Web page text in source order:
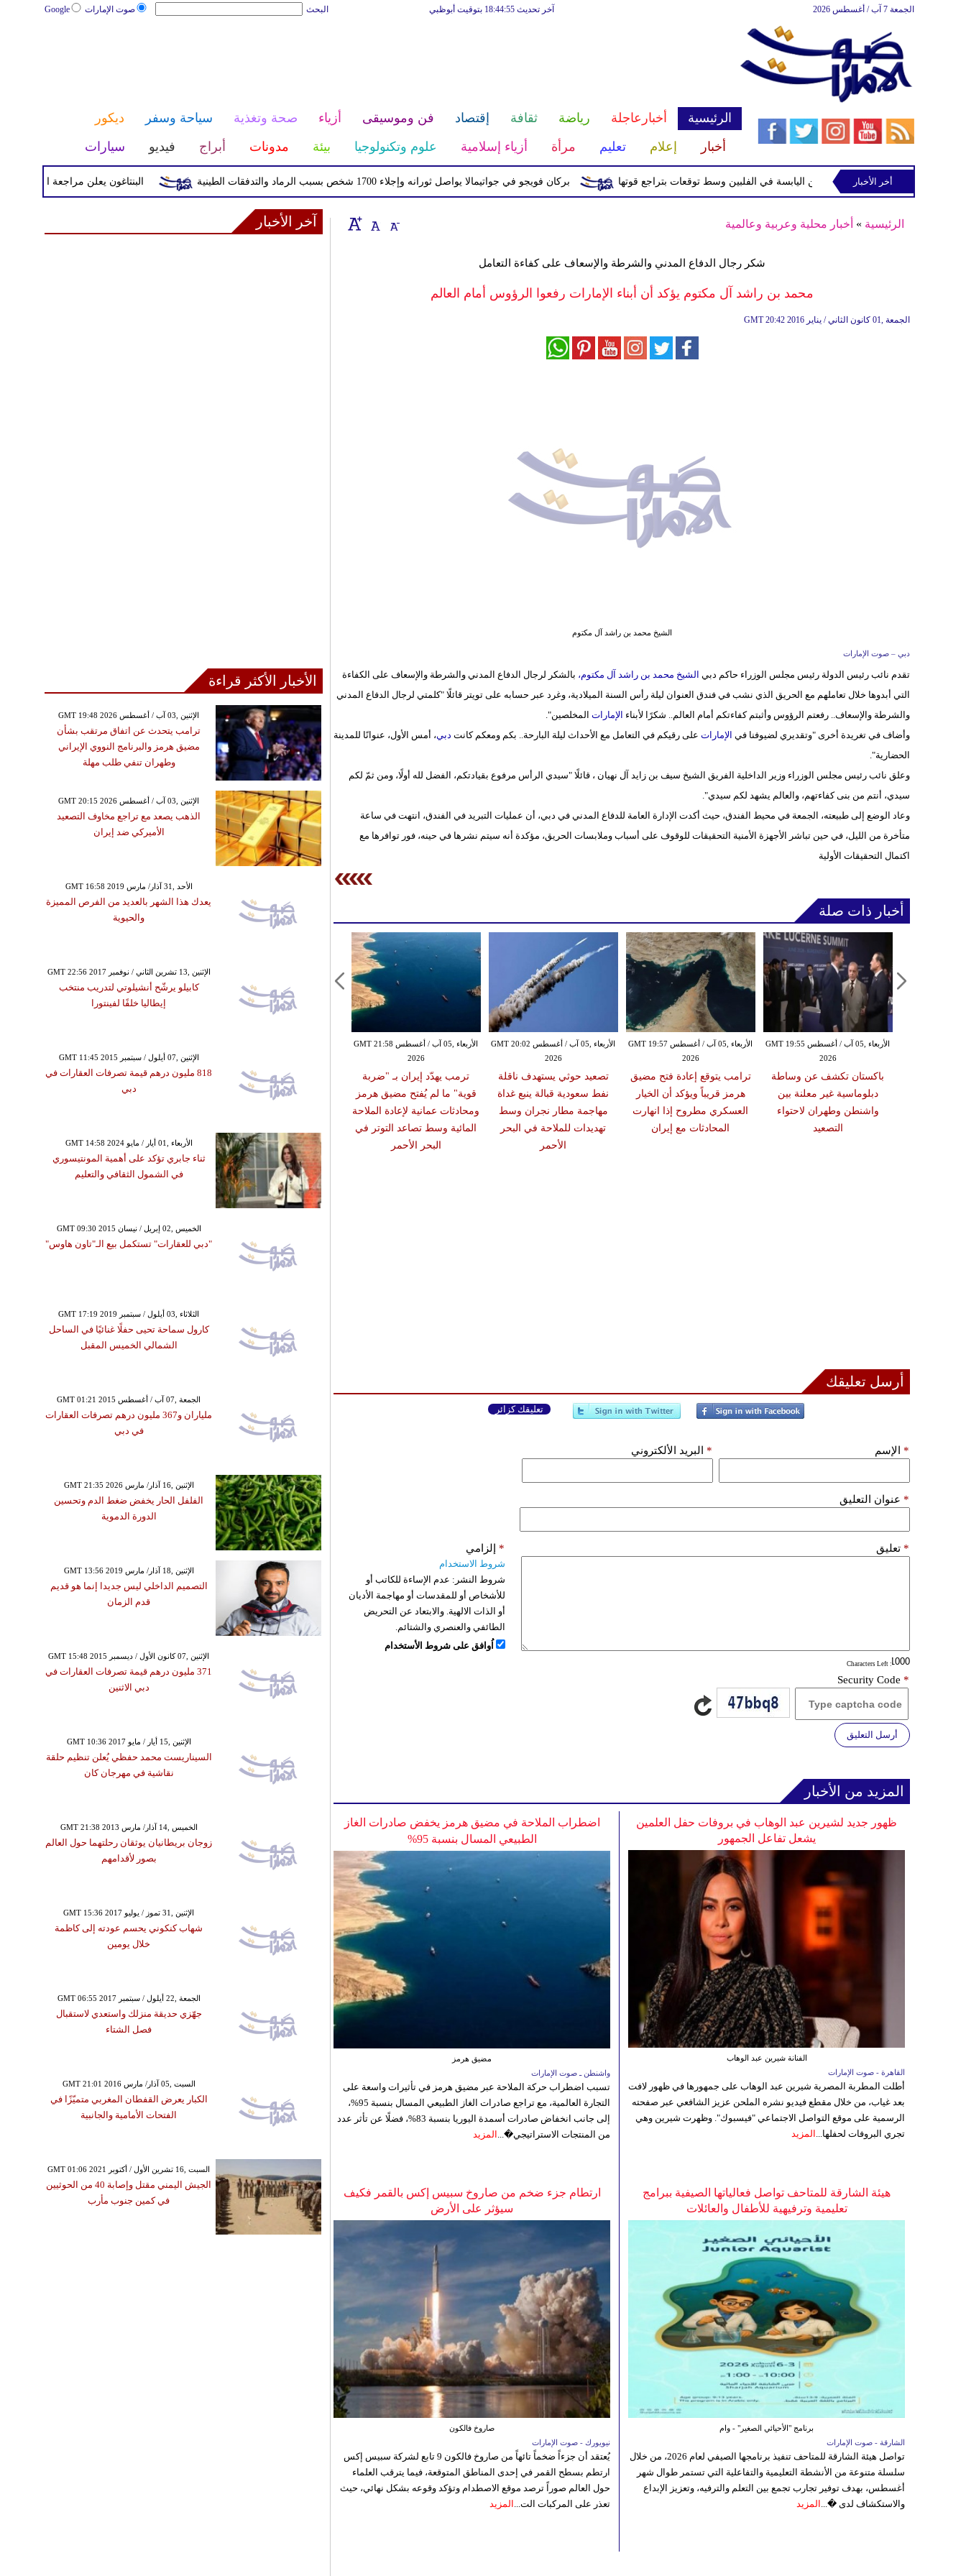
صوت الإمارات Google البحث آخر تحديث 18:44:55 بتوقيت أبوظبي الجمعة 7 آب / أغسطس 2026
الرئيسية أخبارعاجلة رياضة ثقافة إقتصاد فن وموسيقى أزياء صحة وتغذية سياحة وسفر
ديكور
أخبار
إعلام تعليم مرأة أزياء إسلامية علوم وتكنولوجيا بيئة مدونات أبراج فيديو سيارات
البنتاغون يعلن مراجعة التواجد العسكري بركان فويجو في جواتيمالا يواصل ثورانه وإجلاء 1700 شخص بسبب الرماد والتدفقات الطينية الاستوائية "مايماي" تقترب من اليابسة في الفلبين وسط توقعات بتراجع قوتها
أخر الأخبار
الرئيسية » أخبار محلية وعربية وعالمية
شكر رجال الدفاع المدني والشرطة والإسعاف على كفاءة التعامل
محمد بن راشد آل مكتوم يؤكد أن أبناء الإمارات رفعوا الرؤوس أمام العالم
GMT 20:42 2016 الجمعة ,01 كانون الثاني / يناير
الشيخ محمد بن راشد آل مكتوم
دبي – صوت الإمارات
تقدم نائب رئيس الدولة رئيس مجلس الوزراء حاكم دبيالشيخ محمد بن راشد آل مكتوم، بالشكر لرجال الدفاع المدني والشرطة والإسعاف على الكفاءة
التي أبدوها خلال تعاملهم مع الحريق الذي نشب في فندق العنوان ليلة رأس السنة الميلادية، وغرد عبر حسابه على تويتر قائلًا "كلمتي لرجال الدفاع المدني
والشرطة والإسعاف.. رفعتم الرؤوس وأثبتم كفاءتكم أمام العالم.. شكرًا لأبناء الإماراتالمخلصين".
وأضاف في تغريدة أخرى "وتقديري لضيوفنا في الإماراتعلى رقيكم في التعامل مع الأحداث ليلة البارحة.. بكم ومعكم كانت دبي، أمس الأول، عنوانًا للمدينة
الحضارية".
وعلق نائب رئيس مجلس الوزراء وزير الداخلية الفريق الشيخ سيف بن زايد آل نهيان ، قائلًا "سيدي الرأس مرفوع بقيادتكم، الفضل لله أولًا، ومن ثمّ لكم
سيدي، أنتم من بنى كفاءتهم، والعالم يشهد لكم سيدي".
وعاد الوضع إلى طبيعته، الجمعة في محيط الفندق، حيث أكدت الإدارة العامة للدفاع المدني في دبي، أن عمليات التبريد في الفندق، انتهت في ساعة
متأخرة من الليل، في حين تباشر الأجهزة الأمنية التحقيقات للوقوف على أسباب وملابسات الحريق، مؤكدة أنه سيتم نشرها في حينه، فور توافرها مع
اكتمال التحقيقات الأولية
أخبار ذات صلة
الأربعاء ,05 آب / أغسطس GMT 21:58
2026
ترمب يهدّد إيران بـ "ضربة
قوية" ما لم يُفتح مضيق هرمز
ومحادثات عمانية لإعادة الملاحة
المائية وسط تصاعد التوتر في
البحر الأحمر
الأربعاء ,05 آب / أغسطس GMT 20:02
2026
تصعيد حوثي يستهدف ناقلة
نفط سعودية قبالة ينبع غداة
مهاجمة مطار نجران وسط
تهديدات للملاحة في البحر
الأحمر
الأربعاء ,05 آب / أغسطس GMT 19:57
2026
ترامب يتوقع إعادة فتح مضيق
هرمز قريباً ويؤكد أن الخيار
العسكري مطروح إذا انهارت
المحادثات مع إيران
الأربعاء ,05 آب / أغسطس GMT 19:55
2026
باكستان تكشف عن وساطة
دبلوماسية غير معلنة بين
واشنطن وطهران لاحتواء
التصعيد
أرسل تعليقك
تعليقك كزائر
الإسم * البريد الألكتروني *
عنوان التعليق *
تعليق *
: Characters Left
إلزامي *
شروط الاستخدام
شروط النشر: عدم الإساءة للكاتب أو
للأشخاص أو للمقدسات أو مهاجمة الأديان
أو الذات الالهية. والابتعاد عن التحريض
الطائفي والعنصري والشتائم.
اُوافق على شروط الأستخدام
Security Code *
أرسل التعليق
المزيد من الأخبار
اضطراب الملاحة في مضيق هرمز يخفض صادرات الغاز
الطبيعي المسال بنسبة 95%
مضيق هرمز
واشنطن ـ صوت الإمارات
تسبب اضطراب حركة الملاحة عبر مضيق هرمز في تأثيرات واسعة على
التجارة العالمية، مع تراجع صادرات الغاز الطبيعي المسال بنسبة 95%،
إلى جانب انخفاض صادرات أسمدة اليوريا بنسبة 83%، فضلًا عن تأثر عدد
من المنتجات الاستراتيجي�... المزيد
ظهور جديد لشيرين عبد الوهاب في بروفات حفل العلمين
يشعل تفاعل الجمهور
الفنانة شيرين عبد الوهاب
القاهرة - صوت الإمارات
أطلت المطربة المصرية شيرين عبد الوهاب على جمهورها في ظهور لافت
بعد غياب، من خلال مقطع فيديو نشره الملحن عزيز الشافعي عبر صفحته
الرسمية على موقع التواصل الاجتماعي "فيسبوك". وظهرت شيرين وهي
تجري البروفات لحفلها... المزيد
ارتطام جزء ضخم من صاروخ سبيس إكس بالقمر فكيف
سيؤثر على الأرض
صاروخ فالكون
نيويورك - صوت الإمارات
يُعتقد أن جزءاً ضخماً تائهاً من صاروخ فالكون 9 تابع لشركة سبيس إكس
ارتطم بسطح القمر في إحدى المناطق المتوقعة، فيما يترقب العلماء
حول العالم صوراً ترصد موقع الاصطدام وتؤكد وقوعه بشكل نهائي، حيث
تعذر على المركبات الت... المزيد
هيئة الشارقة للمتاحف تواصل فعالياتها الصيفية ببرامج
تعليمية وترفيهية للأطفال والعائلات
برنامج "الأحيائي الصغير" - وام
الشارقة - صوت الإمارات
تواصل هيئة الشارقة للمتاحف تنفيذ برنامجها الصيفي لعام 2026، من خلال
سلسلة متنوعة من الأنشطة التعليمية والتفاعلية التي تستمر طوال شهر
أغسطس، بهدف توفير تجارب تجمع بين التعلم والترفيه، وتعزيز الإبداع
والاستكشاف لدى �... المزيد
آخر الأخبار
الأخبار الأكثر قراءة
GMT 19:48 2026 الإثنين ,03 آب / أغسطس
ترامب يتحدث عن اتفاق مرتقب بشأن
مضيق هرمز والبرنامج النووي الإيراني
وطهران تنفي طلب مهلة
GMT 20:15 2026 الإثنين ,03 آب / أغسطس
الذهب يصعد مع تراجع مخاوف التصعيد
الأميركي ضد إيران
GMT 16:58 2019 الأحد ,31 آذار/ مارس
يعدك هذا الشهر بالعديد من الفرص المميزة
والحيوية
GMT 22:56 2017 الإثنين ,13 تشرين الثاني / نوفمبر
كابيلو يرشّح أنشيلوتي لتدريب منتخب
إيطاليا خلفًا لفينتورا
GMT 11:45 2015 الإثنين ,07 أيلول / سبتمبر
818 مليون درهم قيمة تصرفات العقارات في
دبي
GMT 14:58 2024 الأربعاء ,01 أيار / مايو
ثناء جابري تؤكد على أهمية المونتيسوري
في الشمول الثقافي والتعليم
GMT 09:30 2015 الخميس ,02 إبريل / نيسان
"دبي للعقارات" تستكمل بيع الـ"تاون هاوس"
GMT 17:19 2019 الثلاثاء ,03 أيلول / سبتمبر
كارول سماحة تحيى حفلًا غنائيًا في الساحل
الشمالي الخميس المقبل
GMT 01:21 2015 الجمعة ,07 آب / أغسطس
ملياران و367 مليون درهم تصرفات العقارات
في دبي
GMT 21:35 2026 الإثنين ,16 آذار/ مارس
الفلفل الحار يخفض ضغط الدم وتحسين
الدورة الدموية
GMT 13:56 2019 الإثنين ,18 آذار/ مارس
التصميم الداخلي ليس جديدا إنما هو قديم
قدم الزمان
GMT 15:48 2015 الإثنين ,07 كانون الأول / ديسمبر
371 مليون درهم قيمة تصرفات العقارات في
دبي الاثنين
GMT 10:36 2017 الإثنين ,15 أيار / مايو
السيناريست محمد حفظي يُعلن تنظيم حلقة
نقاشية في مهرجان كان
GMT 21:38 2013 الخميس ,14 آذار/ مارس
زوجان بريطانيان يوثقان رحلتهما حول العالم
بصور لأقدامهم
GMT 15:36 2017 الإثنين ,31 تموز / يوليو
شهاب كنكوني يحسم عودته إلى كاظمة
خلال يومين
GMT 06:55 2017 الجمعة ,22 أيلول / سبتمبر
جهّزي حديقة منزلك واستعدي لاستقبال
فصل الشتاء
GMT 21:01 2016 السبت ,05 آذار/ مارس
الكبار يعرض القفطان المغربي متميّزًا في
الفتحات الأمامية والجانبية
GMT 01:06 2021 السبت ,16 تشرين الأول / أكتوبر
الجيش اليمني مقتل وإصابة 40 من الحوثيين
في كمين جنوب مأرب